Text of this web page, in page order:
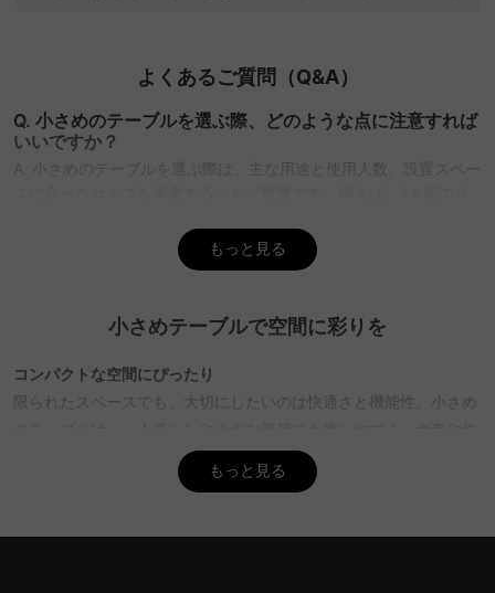
よくあるご質問（Q&A）
Q. 小さめのテーブルを選ぶ際、どのような点に注意すれば
いいですか？
A. 小さめのテーブルを選ぶ際は、主な用途と使用人数、設置スペー
大切で、折りたたみ式や伸長式は限られたスペースを有効活用する
のに便利です。CAGUUUでは、無料インテリア提案「MyCoordi」
Q. テーブルの高さはどのように決めれば良いですか？
が理想的。例えば、身長160cmの人には高さ70〜75cmのテーブル
が一般的。CAGUUUのバーチャルショールームを活用して、実際の
Q. 小さめのテーブルを選ぶ際の安全性のポイントは何です
やペットがいる家庭では、角が丸いデザインや安定した脚の構造が
もっと見る
小さめテーブルで空間に彩りを
コンパクトな空間にぴったり
限られたスペースでも、大切にしたいのは快適さと機能性。小さめ
業スペースを確保しながらも圧迫感を与えません。どんな用途にも
合わせやすいサイズで、空間を有効に活用できます。
もっと見る